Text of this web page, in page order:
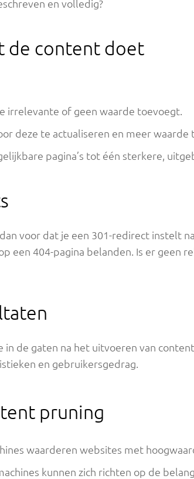
en volledig?
de content doet
irrelevante of geen waarde toevoegt.
deze te actualiseren en meer waarde
pagina’s tot één sterkere,
voor dat je een 301-redirect instelt
een 404-pagina belanden. Is er geen
in de gaten na het uitvoeren van
en gebruikersgedrag.
pruning
waarderen websites met
kunnen zich richten op de